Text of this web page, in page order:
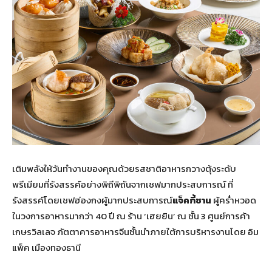
เติมพลังให้วันทำงานของคุณด้วยรสชาติอาหารกวางตุ้งระดับ
พรีเมียมที่รังสรรค์อย่างพิถีพิถันจากเชฟมากประสบการณ์ ที่
รังสรรค์โดยเชฟฮ่องกงผู้มากประสบการณ์แจ็คกี้ชาน ผู้คร่ำหวอด
ในวงการอาหารมากว่า 40 ปี ณ ร้าน ‘เฮยยิน’ ณ ชั้น 3 ศูนย์การค้า
เกษรวิลเลจ ภัตตาคารอาหารจีนชั้นนำภายใต้การบริหารงานโดย อิม
แพ็ค เมืองทองธานี